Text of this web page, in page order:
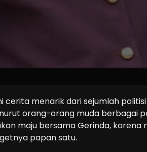
cerita menarik dari sejumlah
orang-orang muda berbagai
maju bersama Gerinda, karena
papan satu.